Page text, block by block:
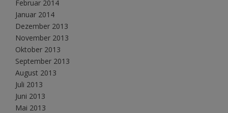
Februar 2014
Januar 2014
Dezember 2013
November 2013
Oktober 2013
September 2013
August 2013
Juli 2013
Juni 2013
Mai 2013